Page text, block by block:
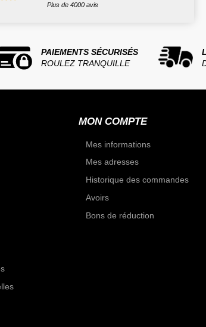
Plus de 4000 avis
PAIEMENTS SÉCURISÉS
ROULEZ TRANQUILLE
MON COMPTE
Mes informations
Mes adresses
Historique des commandes
Avoirs
Bons de réduction